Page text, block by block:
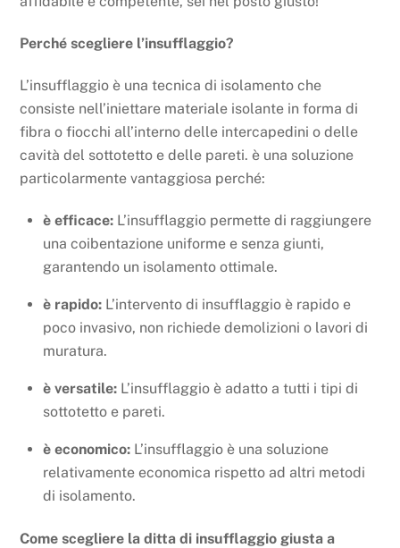
Perché scegliere l’insufflaggio?
L’insufflaggio è una tecnica di isolamento che
consiste nell’iniettare materiale isolante in forma di
fibra o fiocchi all’interno delle intercapedini o delle
cavità del sottotetto e delle pareti. è una soluzione
particolarmente vantaggiosa perché:
è efficace: L’insufflaggio permette di raggiungere
una coibentazione uniforme e senza giunti,
garantendo un isolamento ottimale.
è rapido: L’intervento di insufflaggio è rapido e
poco invasivo, non richiede demolizioni o lavori di
muratura.
è versatile: L’insufflaggio è adatto a tutti i tipi di
sottotetto e pareti.
è economico: L’insufflaggio è una soluzione
relativamente economica rispetto ad altri metodi
di isolamento.
Come scegliere la ditta di insufflaggio giusta a